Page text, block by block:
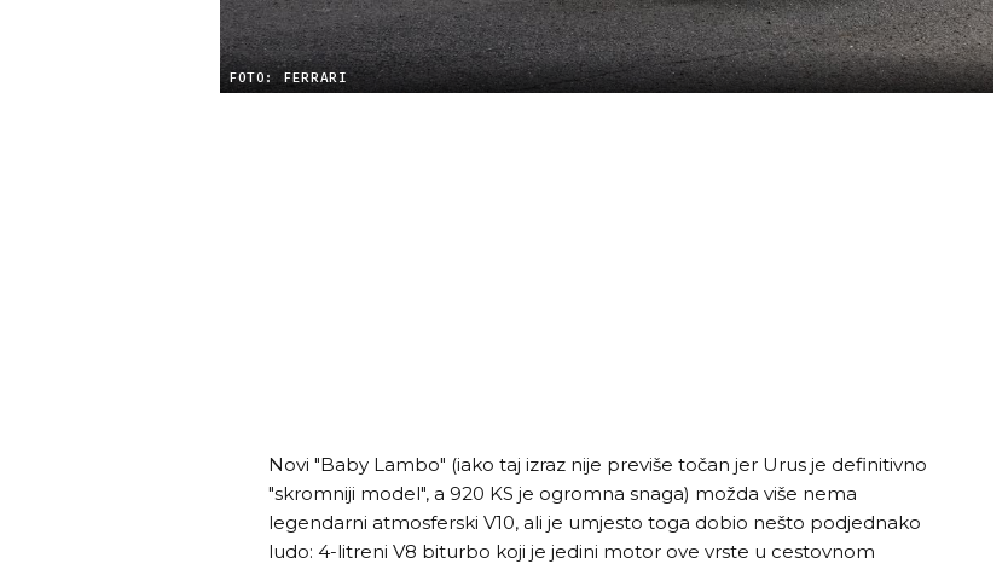
FOTO: FERRARI
Novi "Baby Lambo" (iako taj izraz nije previše točan jer Urus je definitivno
"skromniji model", a 920 KS je ogromna snaga) možda više nema
legendarni atmosferski V10, ali je umjesto toga dobio nešto podjednako
ludo: 4-litreni V8 biturbo koji je jedini motor ove vrste u cestovnom